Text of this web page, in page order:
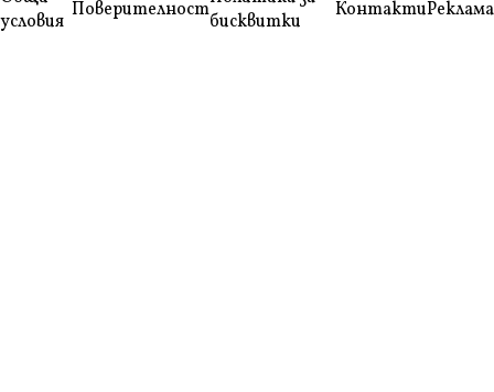
условия Поверителностбисквитки
КонтактиРеклама